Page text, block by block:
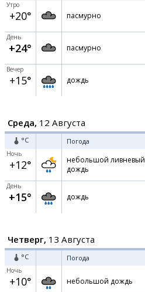
Утро
+20° пасмурно
День
+24° пасмурно
Вечер
+15° дождь
Среда, 12 Августа
°C Погода
Ночь
+12°
небольшой ливневый
дождь
День
+15° дождь
Четверг, 13 Августа
°C Погода
Ночь
+10° небольшой дождь